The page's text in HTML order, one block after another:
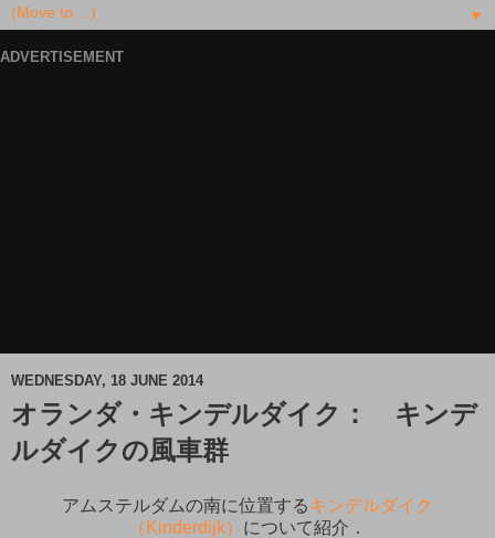
▼
ADVERTISEMENT
WEDNESDAY, 18 JUNE 2014
オランダ・キンデルダイク： キンデ
ルダイクの風車群
アムステルダムの南に位置するキンデルダイク
（Kinderdijk） について紹介．